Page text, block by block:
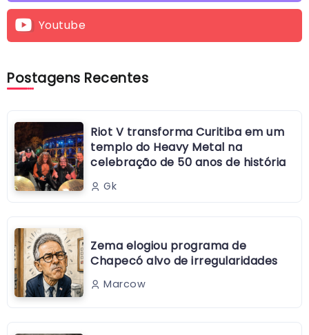
Youtube
Postagens Recentes
Riot V transforma Curitiba em um
templo do Heavy Metal na
celebração de 50 anos de história
Gk
Zema elogiou programa de
Chapecó alvo de irregularidades
Marcow